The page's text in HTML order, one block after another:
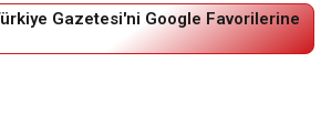
Gazetesi'ni Google Favorilerine